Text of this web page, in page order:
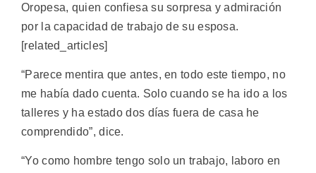
Oropesa, quien confiesa su sorpresa y admiración
por la capacidad de trabajo de su esposa.
[related_articles]
“Parece mentira que antes, en todo este tiempo, no
me había dado cuenta. Solo cuando se ha ido a los
talleres y ha estado dos días fuera de casa he
comprendido”, dice.
“Yo como hombre tengo solo un trabajo, laboro en